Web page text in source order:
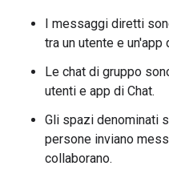
I messaggi diretti
tra un utente e un'app
Le chat di gruppo
utenti e app di Chat.
Gli spazi denominati
persone inviano
collaborano.